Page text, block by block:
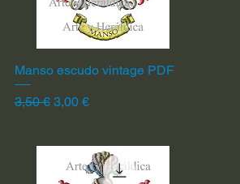
Vista rápida
Manso escudo vintage PDF
Precio
3,50 € Precio de oferta
3,00 €